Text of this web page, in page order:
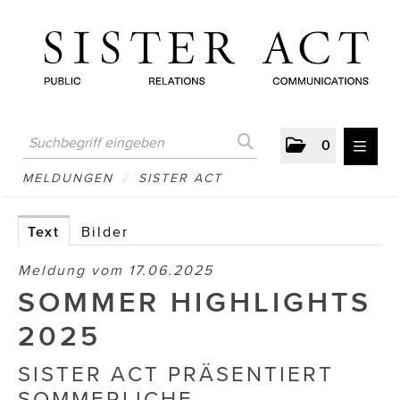
0
MELDUNGEN
AUSTRIAN PRESS DAY
ATELIER FĒ.
CUBE
MELDUNGEN / SISTER ACT
Text Bilder
Meldung vom 17.06.2025
SOMMER HIGHLIGHTS
2025
SISTER ACT PRÄSENTIERT